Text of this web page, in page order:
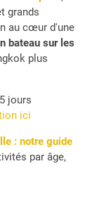
grands
au cœur d'une
bateau sur les
plus
jours
ici
: notre guide
par âge,